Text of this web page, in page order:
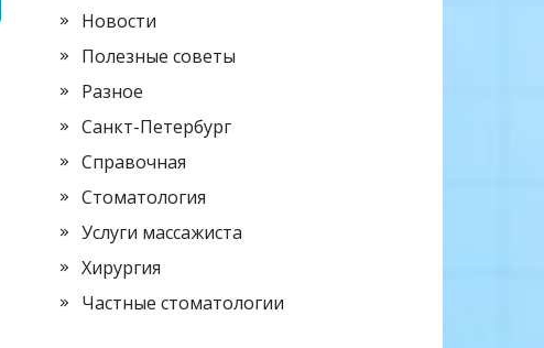
Новости
Полезные советы
Разное
Санкт-Петербург
Справочная
Стоматология
Услуги массажиста
Хирургия
Частные стоматологии